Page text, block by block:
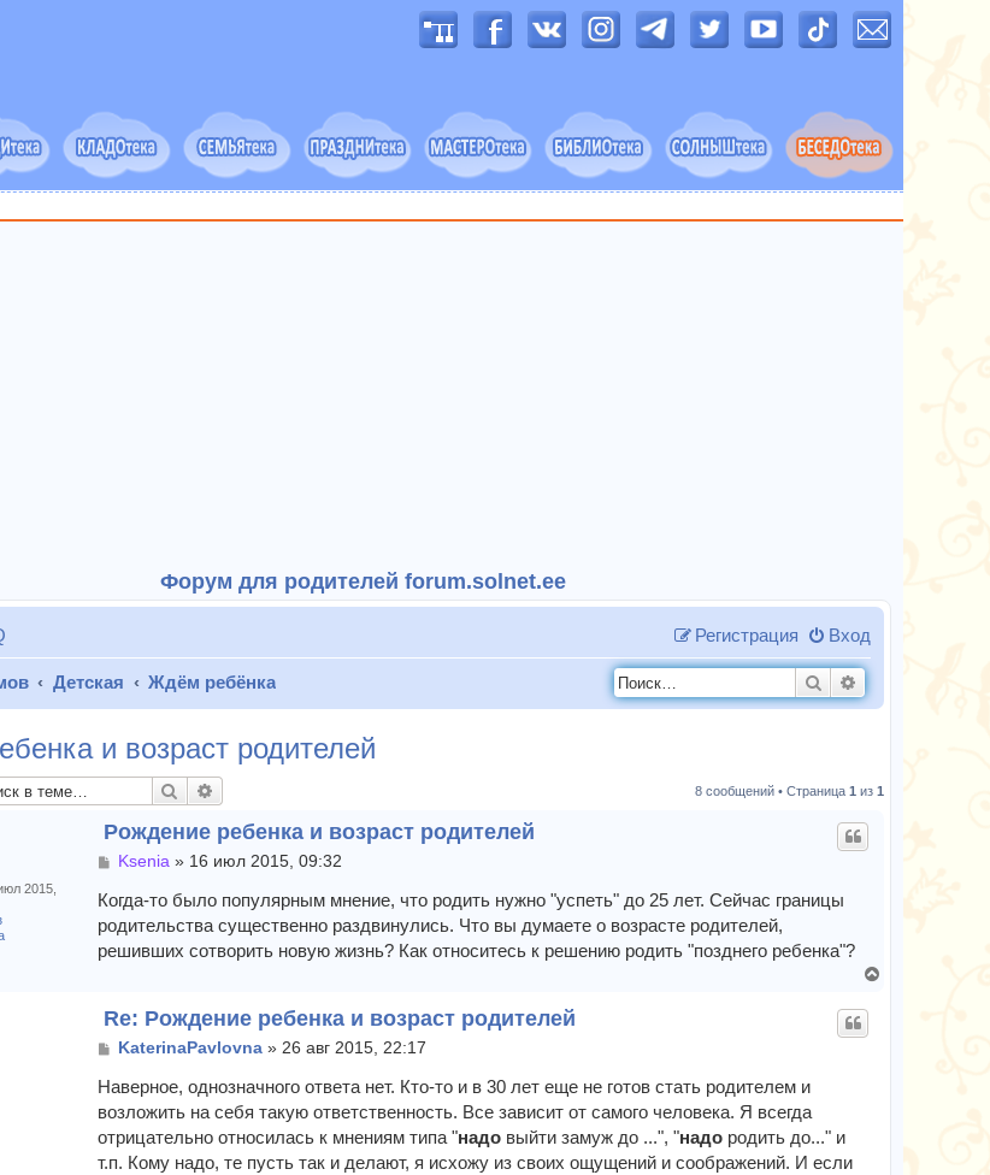
Форум для родителей forum.solnet.ee
Вход
Регистрация
Детская Ждём ребёнка Поиск
и возраст родителей
Поиск 8 сообщений • Страница 1 из 1
2015,
Рождение ребенка и возраст родителей
С
о
б
щ
е
е
Ksenia » 16 июл 2015, 09:32
Когда-то было популярным мнение, что родить нужно "успеть" до 25 лет. Сейчас границы
родительства существенно раздвинулись. Что вы думаете о возрасте родителей,
решивших сотворить новую жизнь? Как относитесь к решению родить "позднего ребенка"?
Re: Рождение ребенка и возраст родителей
С
о
б
щ
е
н
KaterinaPavlovna »26 авг 2015, 22:17
Наверное, однозначного ответа нет. Кто-то и в 30 лет еще не готов стать родителем и
возложить на себя такую ответственность. Все зависит от самого человека. Я всегда
отрицательно относилась к мнениям типа "надо выйти замуж до ...", "надо родить до..." и
т.п. Кому надо, те пусть так и делают, я исхожу из своих ощущений и соображений. И если